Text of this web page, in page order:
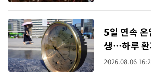
5일 연속
생…하루
2026.08.06